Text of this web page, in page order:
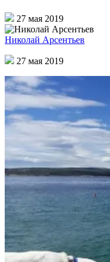
27 мая 2019
Николай Арсентьев
27 мая 2019